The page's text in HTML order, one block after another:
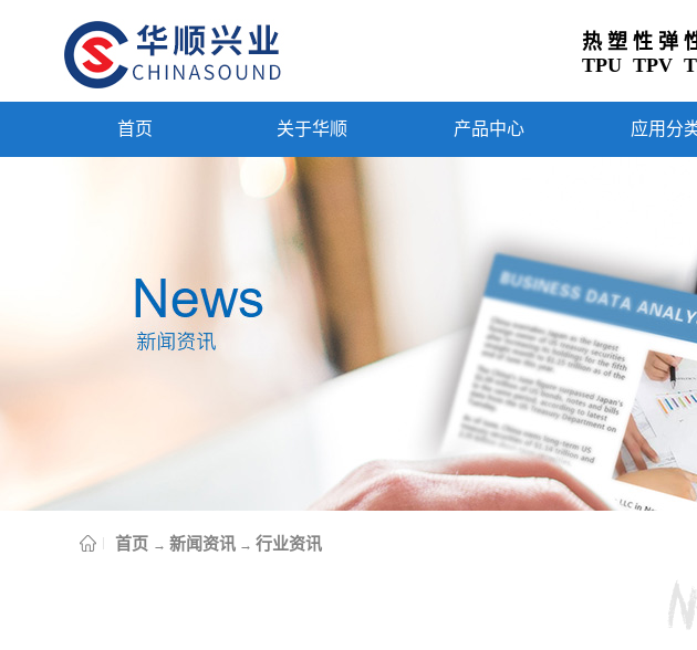
热 塑 性 弹
TPU TPV
首页 关于华顺 产品中心 应用分
首页 → 新闻资讯 → 行业资讯